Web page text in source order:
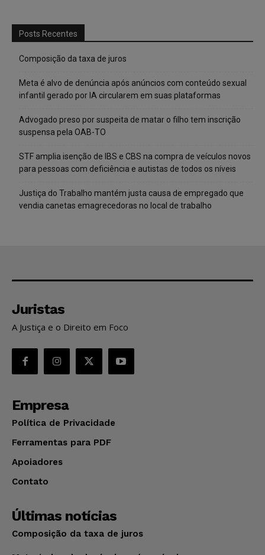
Posts Recentes
Composição da taxa de juros
Meta é alvo de denúncia após anúncios com conteúdo sexual
infantil gerado por IA circularem em suas plataformas
Advogado preso por suspeita de matar o filho tem inscrição
suspensa pela OAB-TO
STF amplia isenção de IBS e CBS na compra de veículos novos
para pessoas com deficiência e autistas de todos os níveis
Justiça do Trabalho mantém justa causa de empregado que
vendia canetas emagrecedoras no local de trabalho
Juristas
A Justiça e o Direito em Foco
Empresa
Política de Privacidade
Ferramentas para PDF
Apoiadores
Contato
Últimas notícias
Composição da taxa de juros